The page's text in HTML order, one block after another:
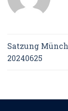
Satzung
20240625